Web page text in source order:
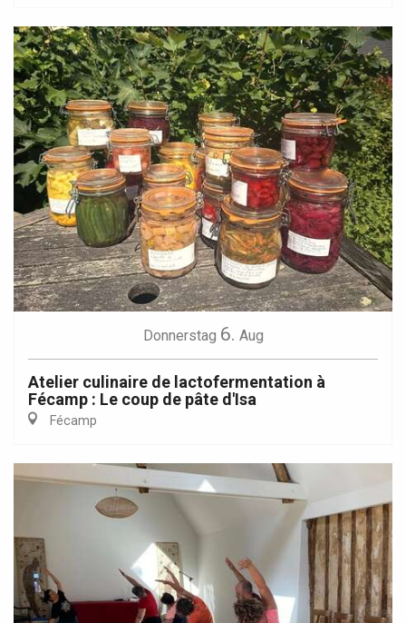
Donnerstag 6. Aug
Atelier culinaire de lactofermentation à
Fécamp : Le coup de pâte d'Isa
Fécamp